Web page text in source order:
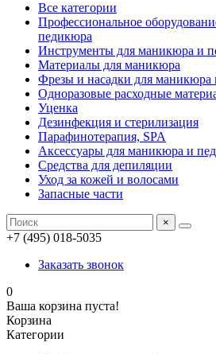
Все категории
Профессиональное
педикюра
Инструменты для маникюра и
Материалы для маникюра
Фрезы и насадки для маникюра
Одноразовые расходные
Уценка
Дезинфекция и стерилизация
Парафинотерапия, SPA
Аксессуары для маникюра и
Средства для депиляции
Уход за кожей и волосами
Запасные части
×
+7 (495) 018-5035
Заказать звонок
0
Ваша корзина пуста!
Корзина
Категории